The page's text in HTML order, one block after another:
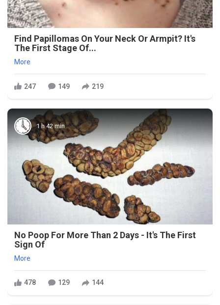
Find Papillomas On Your Neck Or Armpit? It's
The First Stage Of...
More
247 149 219
1 h 42 min
No Poop For More Than 2 Days - It's The First
Sign Of
More
478 129 144